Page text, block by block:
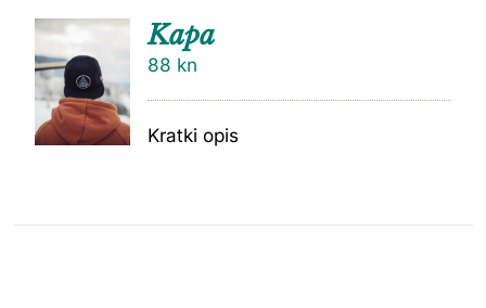
KOŠARI
CU
Kapa
88 kn
Kratki opis